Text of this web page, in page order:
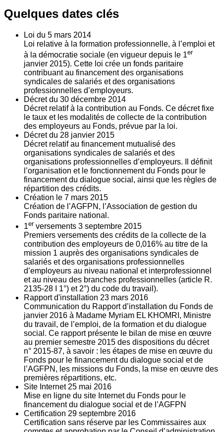
Quelques dates clés
Loi du 5 mars 2014
Loi relative à la formation professionnelle, à l’emploi et
à la démocratie sociale (en vigueur depuis le 1er
janvier 2015). Cette loi crée un fonds paritaire
contribuant au financement des organisations
syndicales de salariés et des organisations
professionnelles d’employeurs.
Décret du 30 décembre 2014
Décret relatif à la contribution au Fonds. Ce décret fixe
le taux et les modalités de collecte de la contribution
des employeurs au Fonds, prévue par la loi.
Décret du 28 janvier 2015
Décret relatif au financement mutualisé des
organisations syndicales de salariés et des
organisations professionnelles d’employeurs. Il définit
l’organisation et le fonctionnement du Fonds pour le
financement du dialogue social, ainsi que les règles de
répartition des crédits.
Création le 7 mars 2015
Création de l’AGFPN, l’Association de gestion du
Fonds paritaire national.
1er versements 3 septembre 2015
Premiers versements des crédits de la collecte de la
contribution des employeurs de 0,016% au titre de la
mission 1 auprès des organisations syndicales de
salariés et des organisations professionnelles
d’employeurs au niveau national et interprofessionnel
et au niveau des branches professionnelles (article R.
2135‐28 I 1°) et 2°) du code du travail).
Rapport d'installation 23 mars 2016
Communication du Rapport d’installation du Fonds de
janvier 2016 à Madame Myriam EL KHOMRI, Ministre
du travail, de l’emploi, de la formation et du dialogue
social. Ce rapport présente le bilan de mise en œuvre
au premier semestre 2015 des dispositions du décret
n° 2015-87, à savoir : les étapes de mise en œuvre du
Fonds pour le financement du dialogue social et de
l’AGFPN, les missions du Fonds, la mise en œuvre des
premières répartitions, etc.
Site Internet 25 mai 2016
Mise en ligne du site Internet du Fonds pour le
financement du dialogue social et de l’AGFPN
Certification 29 septembre 2016
Certification sans réserve par les Commissaires aux